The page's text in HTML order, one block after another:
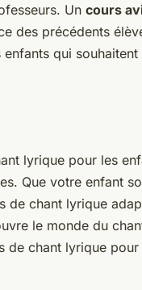
Un cours
des précédents
qui
lyrique pour les
Que votre enfant
de chant lyrique
le monde du
de chant lyrique pour